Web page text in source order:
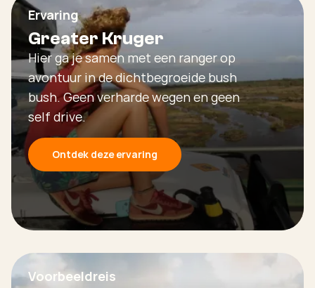
Ervaring
Greater Kruger
Hier ga je samen met een ranger op
avontuur in de dichtbegroeide bush
bush. Geen verharde wegen en geen
self drive.
Ontdek deze ervaring
Voorbeeldreis